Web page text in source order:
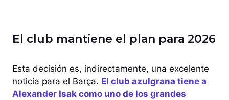
El club mantiene el plan para 2026
Esta decisión es, indirectamente, una excelente
noticia para el Barça. El club azulgrana tiene a
Alexander Isak como uno de los grandes